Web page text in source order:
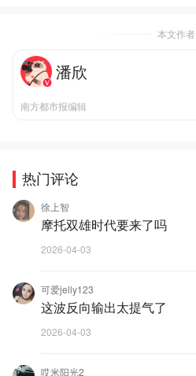
本文作者
潘欣
南方都市报编辑
热门评论
徐上智
摩托双雄时代要来了吗
2026-04-03
可爱jelly123
这波反向输出太提气了
2026-04-03
哎米阳光2